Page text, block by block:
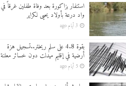
استنفار بزاكورة بعد وفاة طفلين غرقاً في
واد درعة بأولاد يحيى لكراير
3 أيام ago
بقوة 4.8 على سلم ريختر..تسجيل هزة
أرضية في إقليم ميدلت دون خسائر معلنة
5 أيام ago